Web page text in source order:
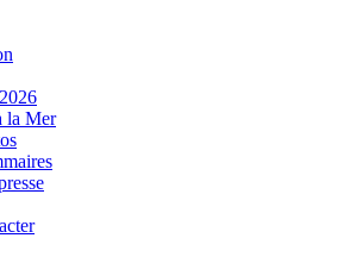
la Mer